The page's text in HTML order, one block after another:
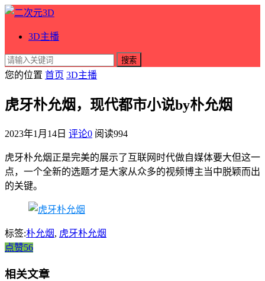
3D主播
搜索
您的位置 首页 3D主播
虎牙朴允烟，现代都市小说by朴允烟
2023年1月14日 评论0 阅读994
虎牙朴允烟正是完美的展示了互联网时代做自媒体要大但这一
点，一个全新的选题才是大家从众多的视频博主当中脱颖而出
的关键。
标签:朴允烟, 虎牙朴允烟
点赞56
相关文章